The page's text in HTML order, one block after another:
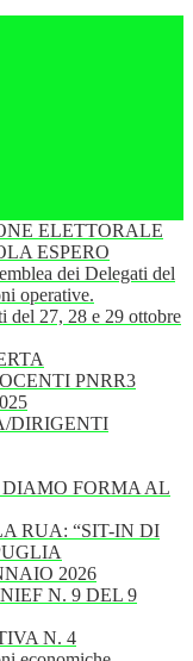
ELETTORALE
ESPERO
dei Delegati del
operative.
del 27, 28 e 29 ottobre
PNRR3
DIRIGENTI
FORMA AL
RUA: “SIT-IN DI
2026
N. 9 DEL 9
N. 4